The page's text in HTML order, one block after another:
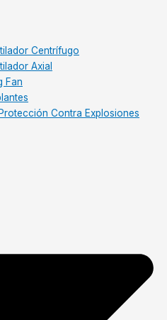
Centrífugo
Axial
Fan
Contra Explosiones